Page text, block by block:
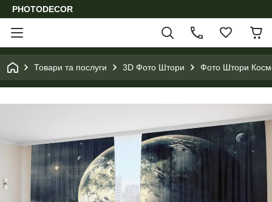
PHOTODECOR
Товари та послуги 3D Фото Штори Фото Штори